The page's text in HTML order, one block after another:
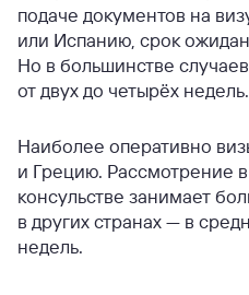
подаче документов на
или Испанию, срок
Но в большинстве
от двух до четырёх недель.
Наиболее оперативно
и Грецию. Рассмотрение
консульстве занимает
в других странах — в
недель.